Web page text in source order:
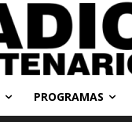
PROGRAMAS